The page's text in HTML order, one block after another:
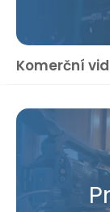
Komerční